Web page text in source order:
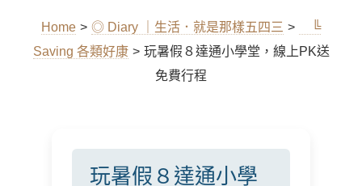
Home > ◎ Diary ｜生活．就是那樣五四三 >
╚
Saving 各類好康 > 玩暑假８達通小學堂，線上PK送
免費行程
玩暑假８達通小學